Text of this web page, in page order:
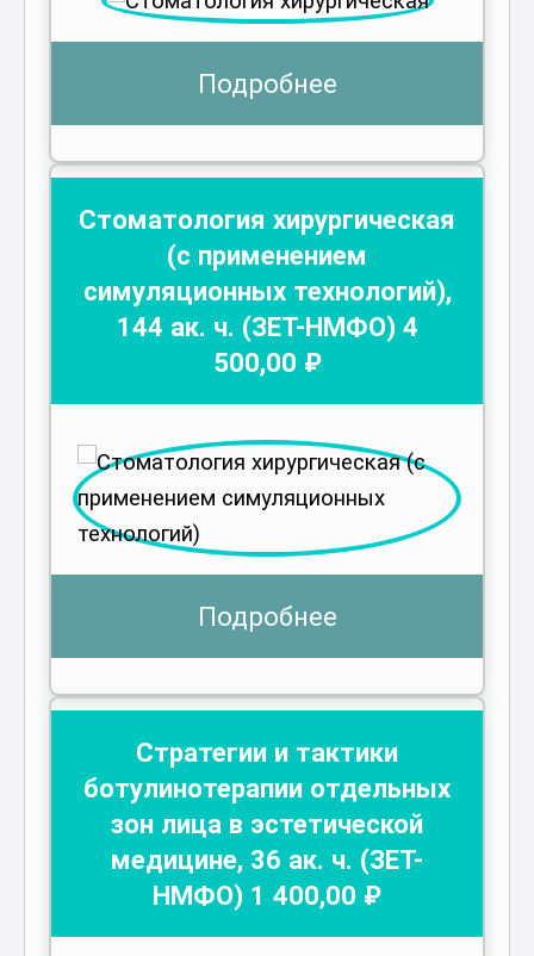
Подробнее
Стоматология хирургическая
(с применением
симуляционных технологий),
144 ак. ч. (ЗЕТ-НМФО) 4
500,00 ₽
Подробнее
Стратегии и тактики
ботулинотерапии отдельных
зон лица в эстетической
медицине, 36 ак. ч. (ЗЕТ-
НМФО) 1 400,00 ₽